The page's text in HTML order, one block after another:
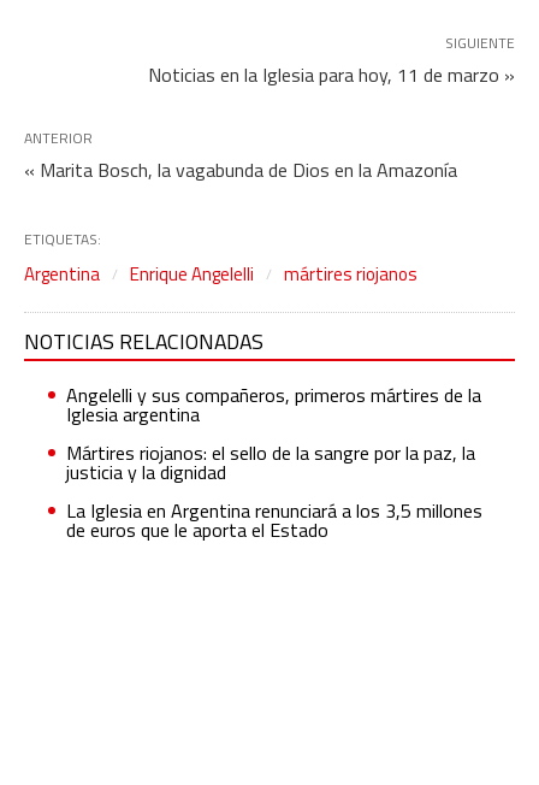
SIGUIENTE
Noticias en la Iglesia para hoy, 11 de marzo »
ANTERIOR
« Marita Bosch, la vagabunda de Dios en la Amazonía
ETIQUETAS:
Argentina Enrique Angelelli mártires riojanos
NOTICIAS RELACIONADAS
Angelelli y sus compañeros, primeros mártires de la
Iglesia argentina
Mártires riojanos: el sello de la sangre por la paz, la
justicia y la dignidad
La Iglesia en Argentina renunciará a los 3,5 millones
de euros que le aporta el Estado